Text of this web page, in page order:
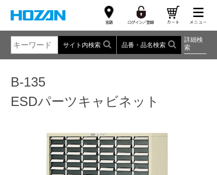
サイト内検索 品番・品名検索
詳細検
索
B-135
ESDパーツキャビネット